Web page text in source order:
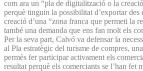
com ara un “pla de digitalització o la
perquè tinguin la possibilitat d’exportar
creació d’una “zona franca que permeti la
també una demanda que ens fan molt els
Per la seva part, Calvó va defensar la
al Pla estratègic del turisme de compres,
permès fer participar activament els
resultat perquè els comerciants se l’han fet